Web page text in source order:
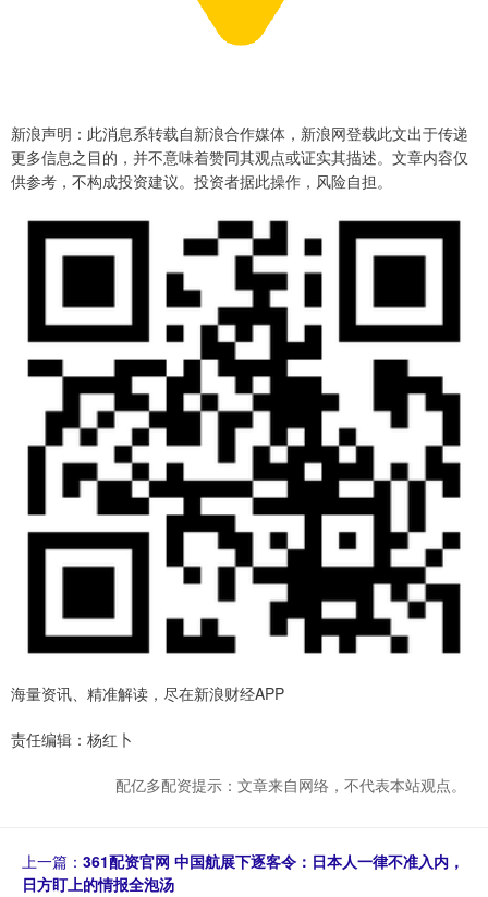
新浪声明：此消息系转载自新浪合作媒体，新浪网登载此文出于传递
更多信息之目的，并不意味着赞同其观点或证实其描述。文章内容仅
供参考，不构成投资建议。投资者据此操作，风险自担。
海量资讯、精准解读，尽在新浪财经APP
责任编辑：杨红卜
配亿多配资提示：文章来自网络，不代表本站观点。
上一篇： 361配资官网 中国航展下逐客令：日本人一律不准入内，
日方盯上的情报全泡汤